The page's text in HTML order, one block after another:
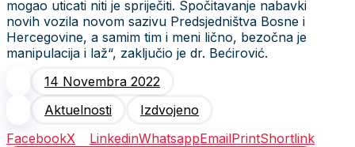
mogao uticati niti je spriječiti. Spočitavanje nabavki
novih vozila novom sazivu Predsjedništva Bosne i
Hercegovine, a samim tim i meni lično, bezočna je
manipulacija i laž“, zaključio je dr. Bećirović.
14 Novembra 2022
Aktuelnosti
Izdvojeno
FacebookX LinkedinWhatsappEmailPrintShortlink